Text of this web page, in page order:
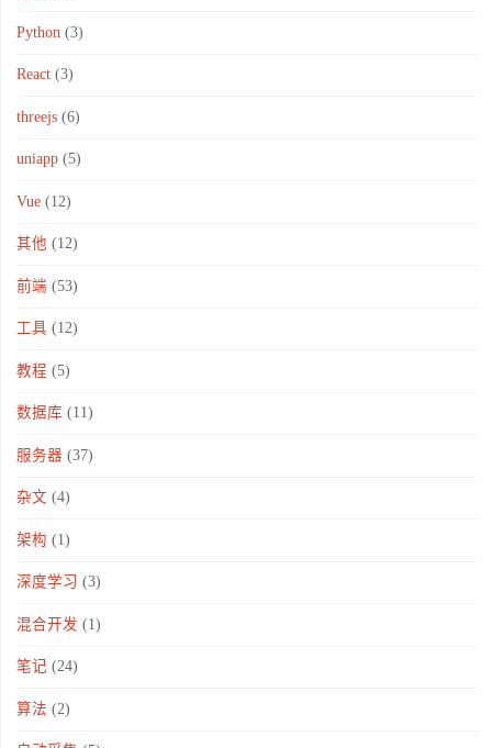
Python (3)
React(3)
threejs(6)
uniapp(5)
Vue(12)
其他 (12)
前端 (53)
工具 (12)
教程 (5)
数据库 (11)
服务器 (37)
杂文 (4)
架构 (1)
深度学习 (3)
混合开发 (1)
笔记 (24)
算法 (2)